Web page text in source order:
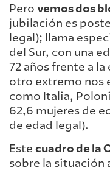
Pero vemos dos
jubilación es
legal); llama
del Sur, con una
72 años frente a la
otro extremo nos
como Italia,
62,6 mujeres de
de edad legal).
Este cuadro de la
sobre la situación